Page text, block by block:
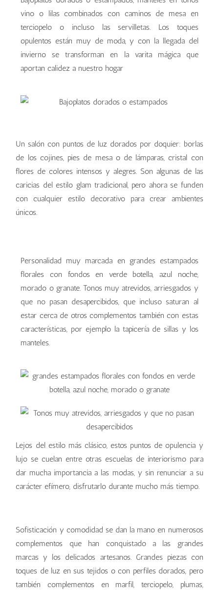
vino o lilas combinados con caminos de mesa en
terciopelo o incluso las servilletas. Los toques
opulentos están muy de moda, y con la llegada del
invierno se transforman en la varita mágica que
aportan calidez a nuestro hogar
Un salón con puntos de luz dorados por doquier: borlas
de los cojines, pies de mesa o de lámparas, cristal con
flores de colores intensos y alegres. Son algunas de las
caricias del estilo glam tradicional, pero ahora se funden
con cualquier estilo decorativo para crear ambientes
únicos.
Personalidad muy marcada en grandes estampados
florales con fondos en verde botella, azul noche,
morado o granate. Tonos muy atrevidos, arriesgados y
que no pasan desapercibidos, que incluso saturan al
estar cerca de otros complementos también con estas
características, por ejemplo la tapicería de sillas y los
manteles.
Lejos del estilo más clásico, estos puntos de opulencia y
lujo se cuelan entre otras escuelas de interiorismo para
dar mucha importancia a las modas, y sin renunciar a su
carácter efímero, disfrutarlo durante mucho más tiempo.
Sofisticación y comodidad se dan la mano en numerosos
complementos que han conquistado a las grandes
marcas y los delicados artesanos. Grandes piezas con
toques de luz en sus tejidos o con perfiles dorados, pero
también complementos en marfil, terciopelo, plumas,